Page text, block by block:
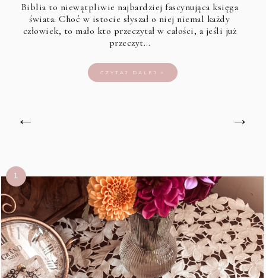
Biblia to niewątpliwie najbardziej fascynująca księga
świata. Choć w istocie słyszał o niej niemal każdy
człowiek, to mało kto przeczytał w całości, a jeśli już
przeczyt…
CZYTAJ DALEJ »
← →